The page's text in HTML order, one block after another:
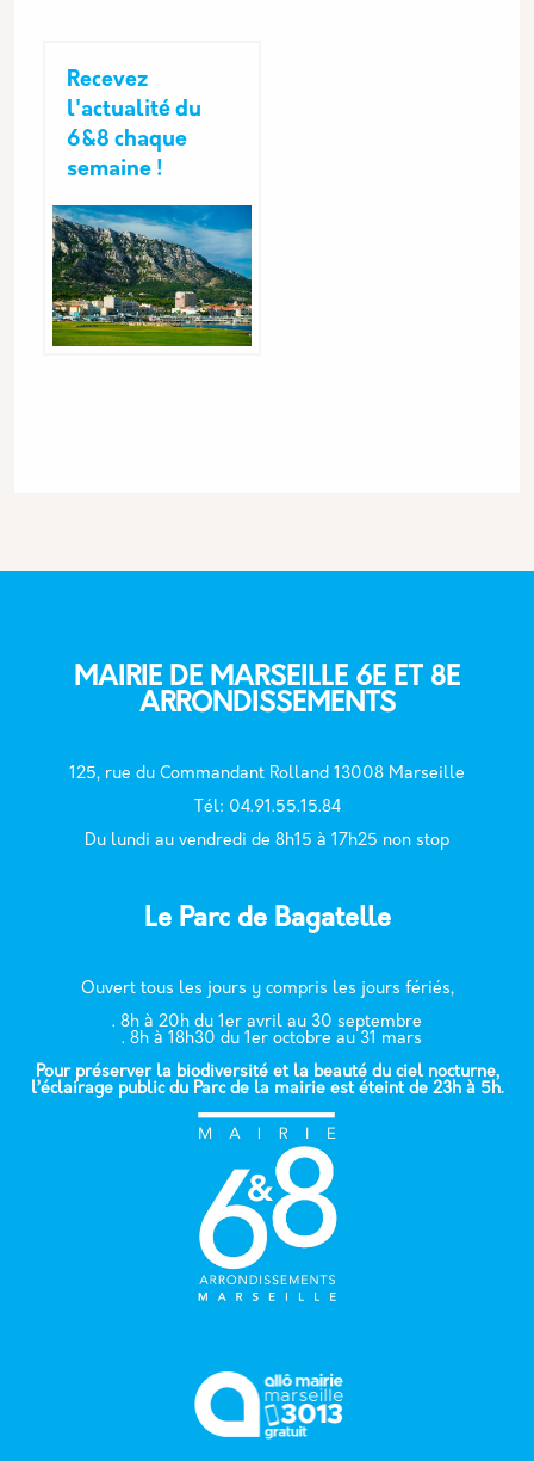
Recevez
l'actualité du
6&8 chaque
semaine !
MAIRIE DE MARSEILLE 6E ET 8E
ARRONDISSEMENTS
125, rue du Commandant Rolland 13008 Marseille
Tél: 04.91.55.15.84
Du lundi au vendredi de 8h15 à 17h25 non stop
Le Parc de Bagatelle
Ouvert tous les jours y compris les jours fériés,
. 8h à 20h du 1er avril au 30 septembre
. 8h à 18h30 du 1er octobre au 31 mars
Pour préserver la biodiversité et la beauté du ciel nocturne,
l’éclairage public du Parc de la mairie est éteint de 23h à 5h.